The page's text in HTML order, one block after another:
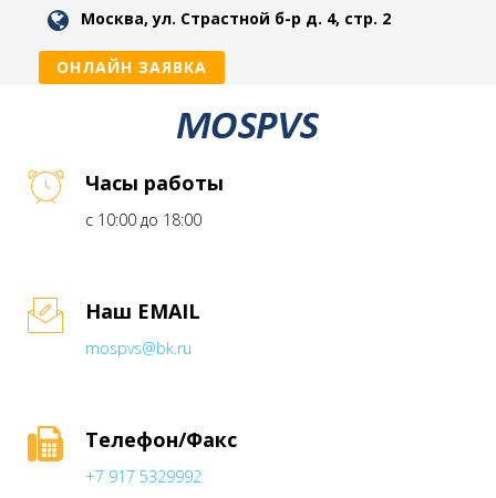
Москва, ул. Страстной б-р д. 4, стр. 2
ОНЛАЙН ЗАЯВКА
Часы работы
с 10:00 до 18:00
Наш EMAIL
mospvs@bk.ru
Телефон/Факс
+7 917 5329992